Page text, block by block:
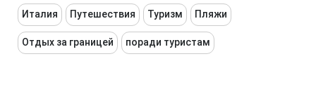
Италия Путешествия Туризм Пляжи
Отдых за границей поради туристам